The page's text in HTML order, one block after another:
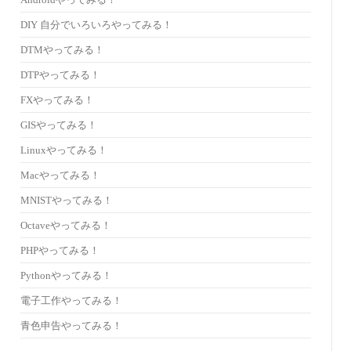
DIY 自分でいろいろやってみる！
DTMやってみる！
DTPやってみる！
FXやってみる！
GISやってみる！
Linuxやってみる！
Macやってみる！
MNISTやってみる！
Octaveやってみる！
PHPやってみる！
Pythonやってみる！
電子工作やってみる！
青色申告やってみる！